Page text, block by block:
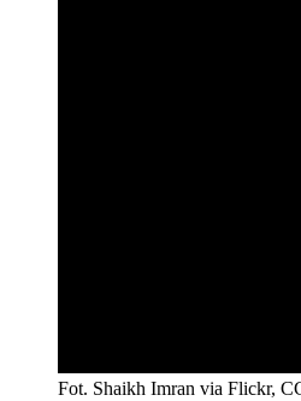
Fot. Shaikh Imran via Flickr,